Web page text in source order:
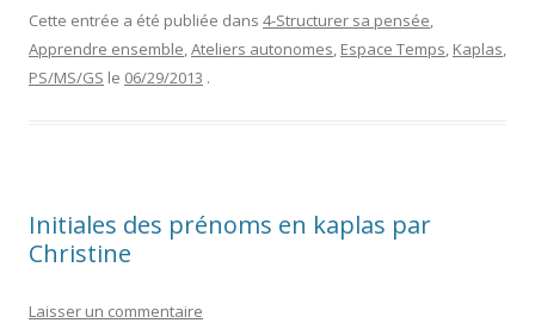
Cette entrée a été publiée dans 4-Structurer sa pensée,
Apprendre ensemble,Ateliers autonomes, Espace Temps, Kaplas,
PS/MS/GS le 06/29/2013 .
Initiales des prénoms en kaplas par
Christine
Laisser un commentaire